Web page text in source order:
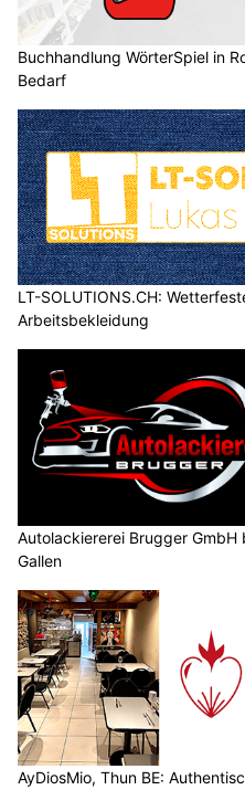
Atelier Floral Danilda – Floristik für
Bättig Haustechnik AG, Entlebuch LU:
Walensee GL: Zwei
trugen keine
01.08.26 VON BELMEDIA
Die Suche nach zwei
auf dem Walensee dauert
Nach dem aktuellen
ausgegangen werden, dass
Sturmereignisses ins Wasser
LT-SOLUTIONS.CH: Wetterfeste,
Spitex Hand & Herz – Ihre Spitex für
KEG GmbH: Energie sparen mit
AyDiosMio, Thun BE: Authentische
Wetter am Sonntag,
Gewitter, vor allem in
09.08.26 VON BELMEDIA
Die Schweiz gelangt heute